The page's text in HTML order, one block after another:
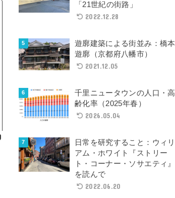
「21世紀の街路」
2022.12.28
遊廓建築による街並み：橋本
遊廓（京都府八幡市）
2021.12.05
千里ニュータウンの人口・高
齢化率（2025年春）
2026.05.04
日常を研究すること：ウィリ
アム・ホワイト『ストリー
ト・コーナー・ソサエティ』
を読んで
2022.06.20